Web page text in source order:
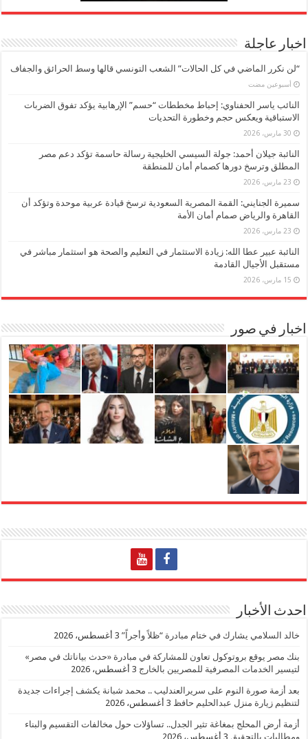
اخبار عاجلة
“لن نكرر الماضي في كل الحالات” الشعب التونسي قالها وسط الحرائق والجفاف
‏أسبوعين مضت
النائب ياسر الحفناوي: إحباط مخططات “حسم” الإرهابية يؤكد تفوق الضربات
الاستباقية ويعكس حجم وخطورة التحديات
30 مارس، 2026
النائبة جيلان أحمد: جولة السيسي الخليجية رسالة حاسمة تؤكد دعم مصر
المطلق وترسخ دورها كصمام أمان للمنطقة
23 مارس، 2026
سميرة الجنايني: القمة المصرية السعودية ترسخ قيادة عربية موحدة وتؤكد أن
القاهرة والرياض صمام أمان الأمة
23 مارس، 2026
النائبة عبير عطا الله: زيادة الاستثمار في التعليم والصحة هو استثمار مباشر في
مستقبل الأجيال القادمة
15 مارس، 2026
اخبار في صور
احدث الأخبار
خالد السلامي يشارك في ختام مبادرة “ظلاً وأجراً” 3 أغسطس، 2026
بنك مصر يوقع بروتوكول تعاون للمشاركة في مبادرة «حدث بياناتك في مصر»
لتيسير الخدمات المصرفية للمصريين بالخارج 3 أغسطس، 2026
بعد أزمة صورة النوم على سريرالعندليب .. محمد شبانة يكشف إجراءات جديدة
لتنظيم زيارة منزل عبدالحليم حافظ 3 أغسطس، 2026
أزمة أرض المحلج بمغاغة تثير الجدل.. تساؤلات حول مخالفات التقسيم والبناء
ومطالبات بالتحقيق 3 أغسطس، 2026